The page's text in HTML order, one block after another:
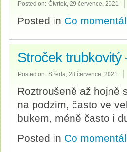
Posted on: Čtvrtek, 29 července, 2021
Posted in Co
Stroček trubkovitý
Posted on: Středa, 28 července, 2021
Roztroušeně až hojně
na podzim, často ve
bukem, méně často i
Posted in Co